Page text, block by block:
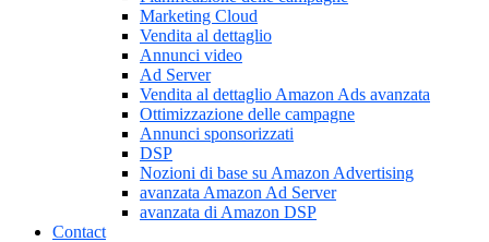
Marketing Cloud
Vendita al dettaglio
Annunci video
Ad Server
Vendita al dettaglio Amazon Ads avanzata
Ottimizzazione delle campagne
Annunci sponsorizzati
DSP
Nozioni di base su Amazon Advertising
avanzata Amazon Ad Server
avanzata di Amazon DSP
Contact